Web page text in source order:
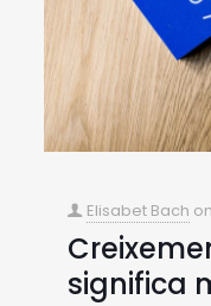
Elisabet Bach on
significa